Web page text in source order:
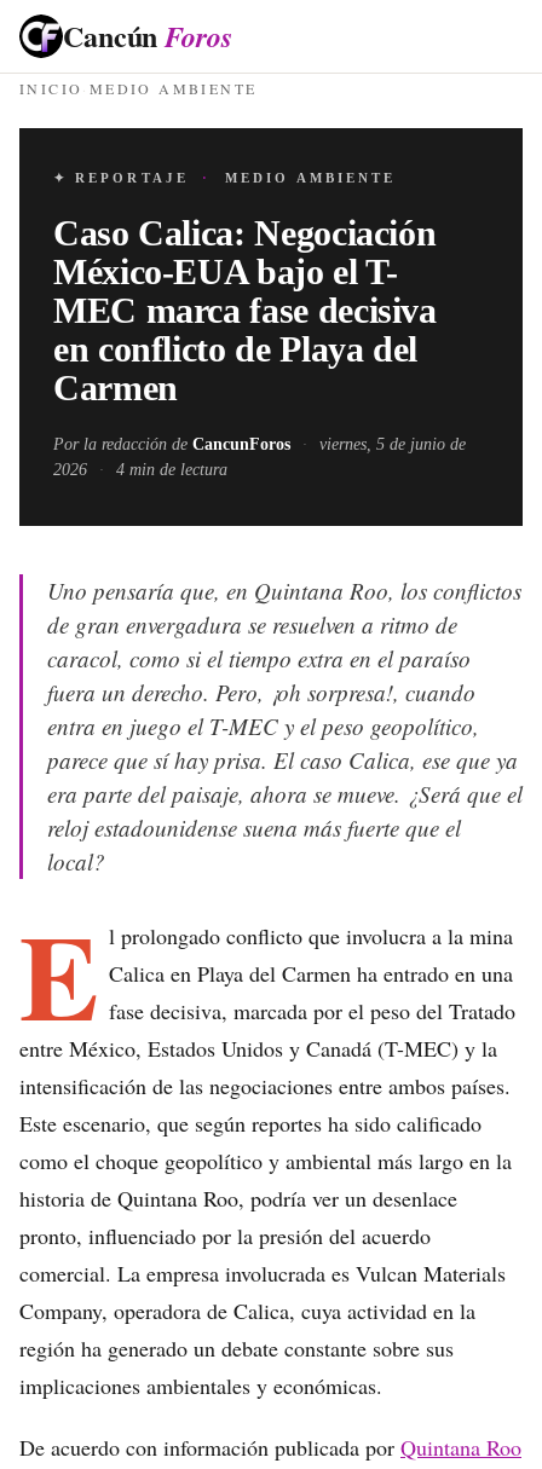
CancúnForos
INICIO· MEDIO AMBIENTE
✦ REPORTAJE · MEDIO AMBIENTE
Caso Calica: Negociación
México-EUA bajo el T-
MEC marca fase decisiva
en conflicto de Playa del
Carmen
Por la redacción de CancunForos ·
viernes, 5 de junio de
2026
· 4 min de lectura
Uno pensaría que, en Quintana Roo, los conflictos
de gran envergadura se resuelven a ritmo de
caracol, como si el tiempo extra en el paraíso
fuera un derecho. Pero, ¡oh sorpresa!, cuando
entra en juego el T-MEC y el peso geopolítico,
parece que sí hay prisa. El caso Calica, ese que ya
era parte del paisaje, ahora se mueve. ¿Será que el
reloj estadounidense suena más fuerte que el
local?
E l prolongado conflicto que involucra a la mina
Calica en Playa del Carmen ha entrado en una
fase decisiva, marcada por el peso del Tratado
entre México, Estados Unidos y Canadá (T-MEC) y la
intensificación de las negociaciones entre ambos países.
Este escenario, que según reportes ha sido calificado
como el choque geopolítico y ambiental más largo en la
historia de Quintana Roo, podría ver un desenlace
pronto, influenciado por la presión del acuerdo
comercial. La empresa involucrada es Vulcan Materials
Company, operadora de Calica, cuya actividad en la
región ha generado un debate constante sobre sus
implicaciones ambientales y económicas.
De acuerdo con información publicada por Quintana Roo